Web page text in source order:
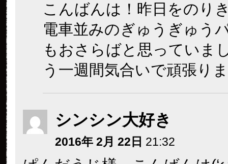
こんばんは！昨日をのり
電車並みのぎゅうぎゅう
もおさらばと思っていま
う一週間気合いで頑張り
シンシン大好き
2016年 2月 22日 21:32